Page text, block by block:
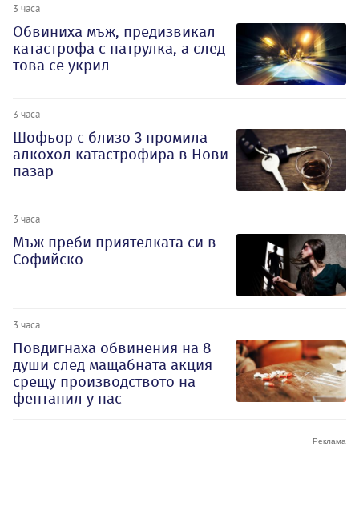
3 часа
Обвиниха мъж, предизвикал
катастрофа с патрулка, а след
това се укрил
3 часа
Шофьор с близо 3 промила
алкохол катастрофира в Нови
пазар
3 часа
Мъж преби приятелката си в
Софийско
3 часа
Повдигнаха обвинения на 8
души след мащабната акция
срещу производството на
фентанил у нас